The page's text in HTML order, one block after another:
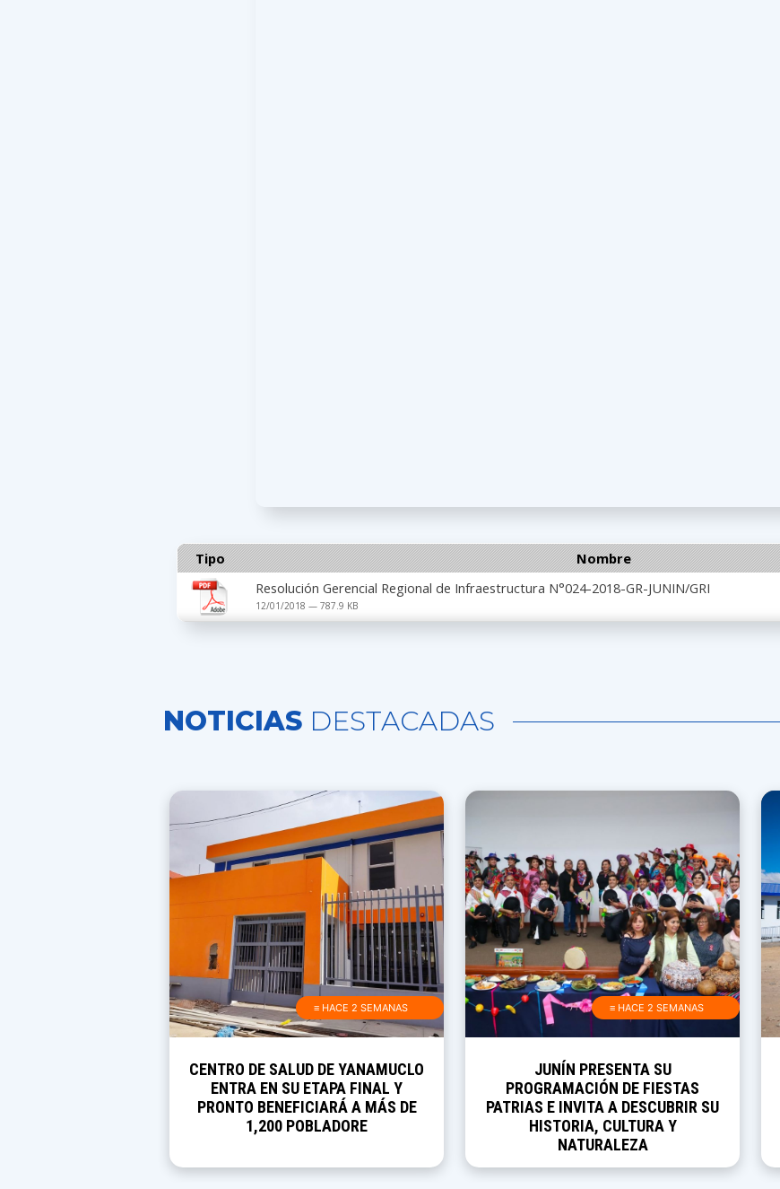
Tipo
Nombre
Resolución Gerencial Regional de Infraestructura N°024-2018-GR-JUNIN/GRI
12/01/2018 — 787.9 KB
NOTICIAS DESTACADAS
≡ HACE 2 SEMANAS
CENTRO DE SALUD DE YANAMUCLO
ENTRA EN SU ETAPA FINAL Y
PRONTO BENEFICIARÁ A MÁS DE
1,200 POBLADORE
≡ HACE 2 SEMANAS
JUNÍN PRESENTA SU
PROGRAMACIÓN DE FIESTAS
PATRIAS E INVITA A DESCUBRIR SU
HISTORIA, CULTURA Y
NATURALEZA